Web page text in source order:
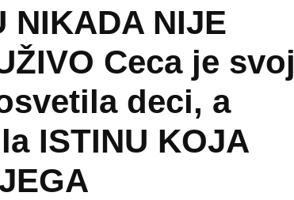
NIKADA NIJE
Ceca je svoj
deci, a
ISTINU KOJA